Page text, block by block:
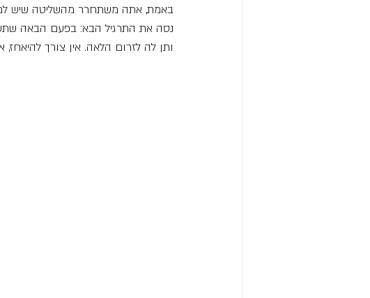
באמת, אתה משתחרר מהשליטה שיש
נסה את התרגיל הבא: בפעם הבאה
ותן לה לזרום הלאה. אין צורך